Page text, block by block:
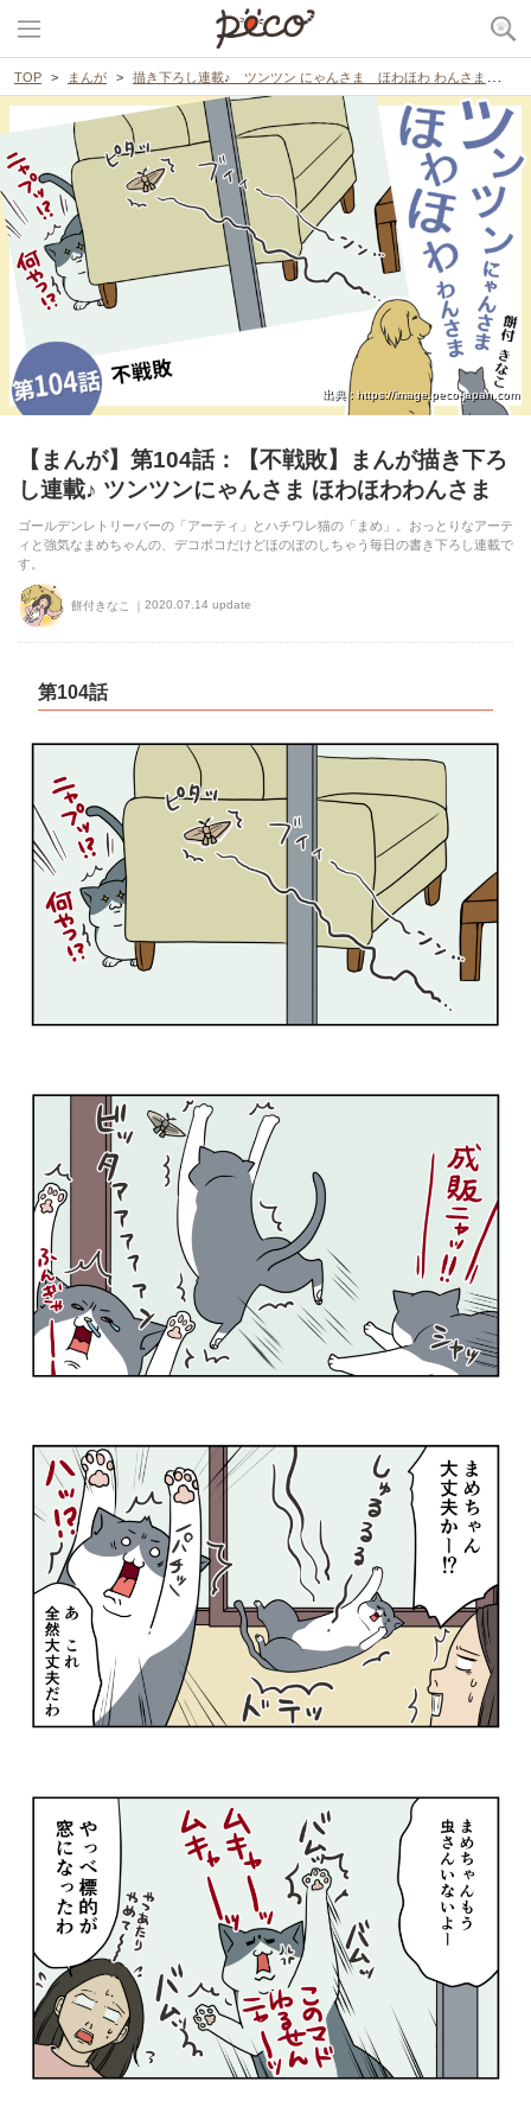
TOP まんが 描き下ろし連載♪ ツンツン にゃんさま ほわほわ わんさま
出典 : https://image.peco-japan.com
【まんが】第104話：【不戦敗】まんが描き下ろ
し連載♪ ツンツンにゃんさま ほわほわわんさま
ゴールデンレトリーバーの「アーティ」とハチワレ猫の「まめ」。おっとりなアーテ
ィと強気なまめちゃんの、デコボコだけどほのぼのしちゃう毎日の書き下ろし連載で
す。
餅付きなこ 2020.07.14 update
第104話